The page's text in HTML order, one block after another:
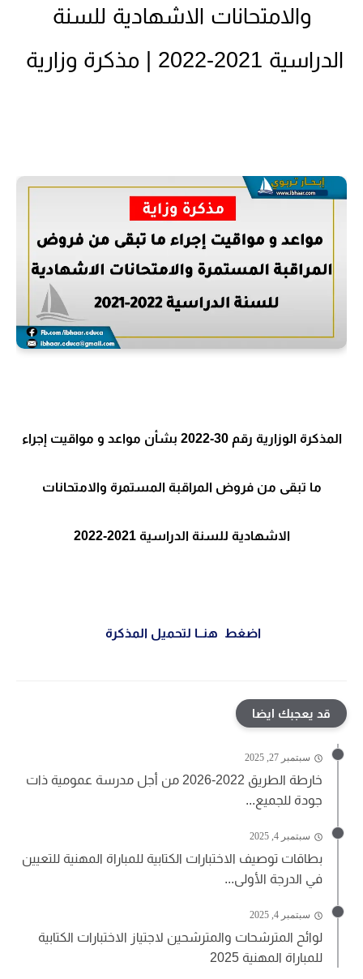
والامتحانات الاشهادية للسنة
الدراسية 2021-2022 | مذكرة وزارية
المذكرة الوزارية رقم 30-2022 بشأن مواعد و مواقيت إجراء
ما تبقى من فروض المراقبة المستمرة والامتحانات
الاشهادية للسنة الدراسية 2021-2022
اضغط هنــا لتحميل المذكرة
قد يعجبك ايضا
سبتمبر 27, 2025
خارطة الطريق 2022-2026 من أجل مدرسة عمومية ذات
جودة للجميع...
سبتمبر 4, 2025
بطاقات توصيف الاختبارات الكتابية للمباراة المهنية للتعيين
في الدرجة الأولى...
سبتمبر 4, 2025
لوائح المترشحات والمترشحين لاجتياز الاختبارات الكتابية
للمباراة المهنية 2025